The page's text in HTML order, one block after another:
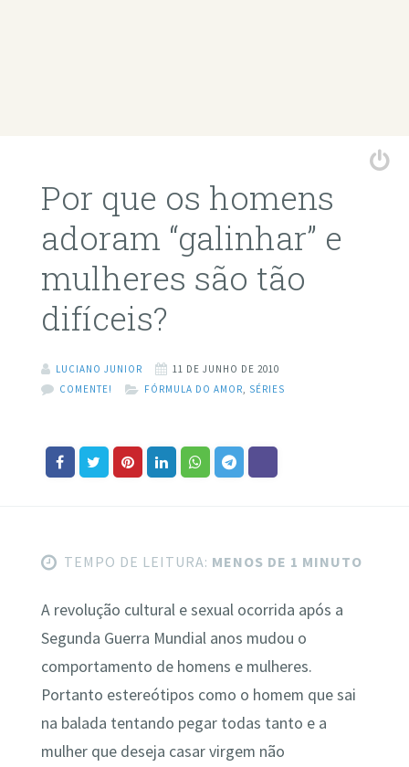
Por que os homens
adoram “galinhar” e
mulheres são tão
difíceis?
LUCIANO JUNIOR
11 DE JUNHO DE 2010
COMENTE!
FÓRMULA DO AMOR SÉRIES
TEMPO DE LEITURA: MENOS DE 1 MINUTO
A revolução cultural e sexual ocorrida após a
Segunda Guerra Mundial anos mudou o
comportamento de homens e mulheres.
Portanto estereótipos como o homem que sai
na balada tentando pegar todas tanto e a
mulher que deseja casar virgem não